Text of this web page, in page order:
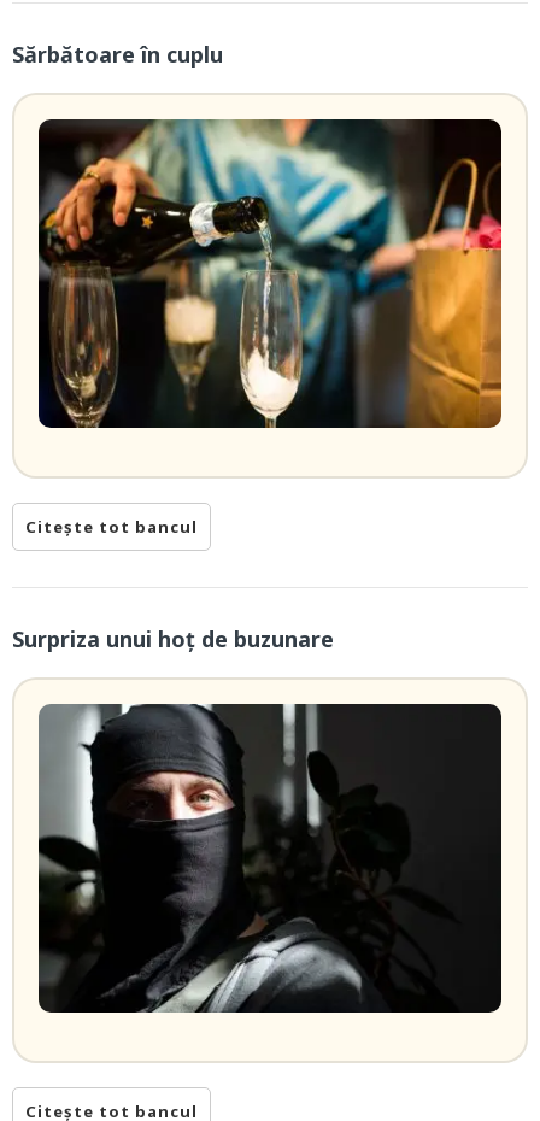
Sărbătoare în cuplu
Citește tot bancul
Surpriza unui hoţ de buzunare
Citește tot bancul